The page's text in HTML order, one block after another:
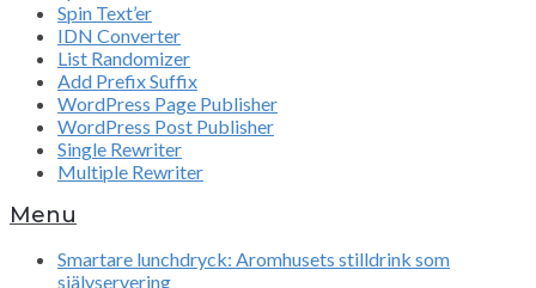
Spin Text’er
IDN Converter
List Randomizer
Add Prefix Suffix
WordPress Page Publisher
WordPress Post Publisher
Single Rewriter
Multiple Rewriter
Menu
Smartare lunchdryck: Aromhusets stilldrink som
självservering